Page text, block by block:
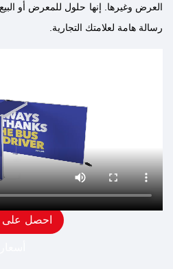
العرض وغيرها. إنها حلول للمعرض أو
رسالة هامة لعلامتك التجارية.
احصل